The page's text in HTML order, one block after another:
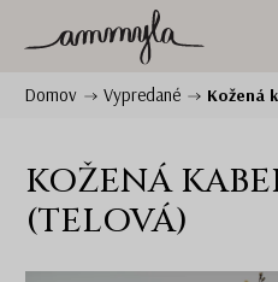
Domov / Vypredané / Kožená
KOŽENÁ
(TELOVÁ)